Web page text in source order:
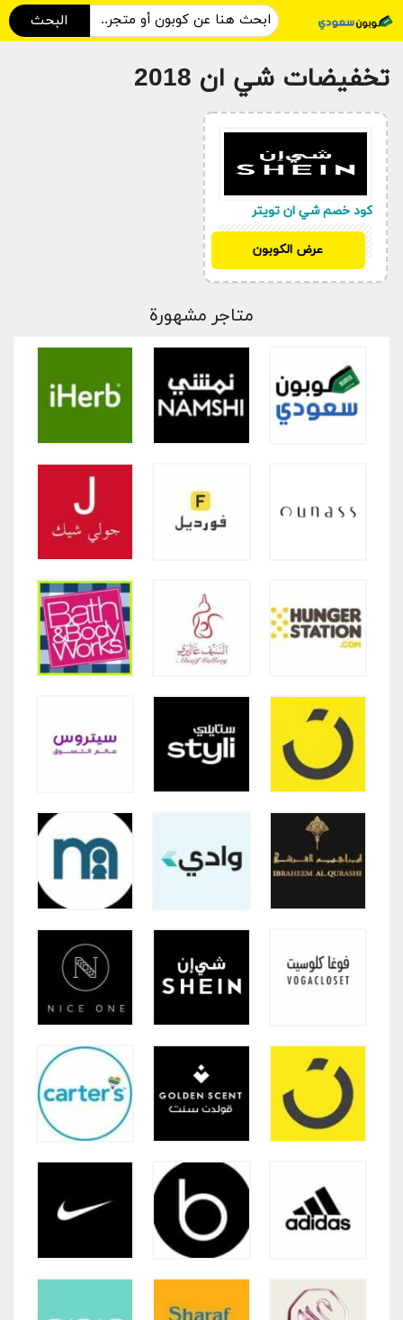
البحث
تخفيضات شي ان 2018
كود خصم شي ان تويتر
عرض الكوبون
متاجر مشهورة